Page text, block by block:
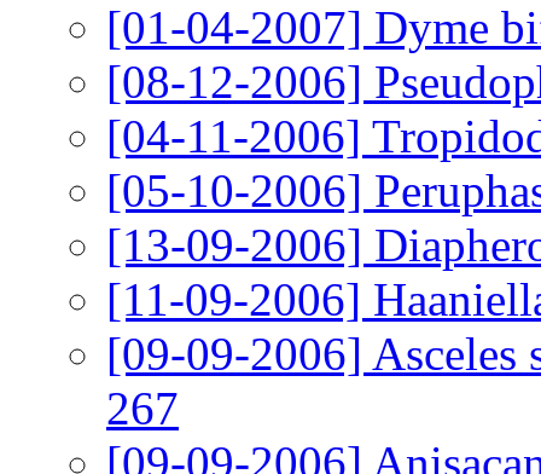
[01-04-2007] Dyme
[08-12-2006]
[04-11-2006]
[05-10-2006]
[13-09-2006]
[11-09-2006]
[09-09-2006] Asceles
267
[09-09-2006]